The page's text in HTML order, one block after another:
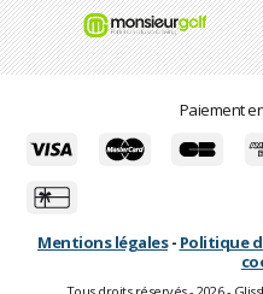
Paiement
Mentions légales- Politique